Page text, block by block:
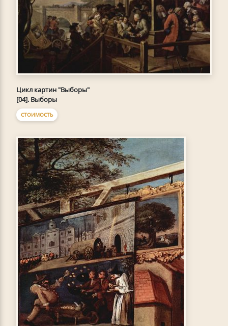
Цикл картин "Выборы"
[04]. Выборы
СТОИМОСТЬ